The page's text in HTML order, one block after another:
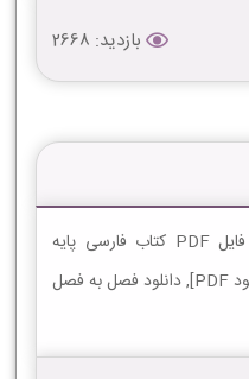
بازدید: 2668
دانلود کتاب فارسی هشتم دانلود فایل PDF کتاب فارسی پایه
هشتم متوسطه اول 1404-1405 [دانلود PDF], دانلود فصل به فصل